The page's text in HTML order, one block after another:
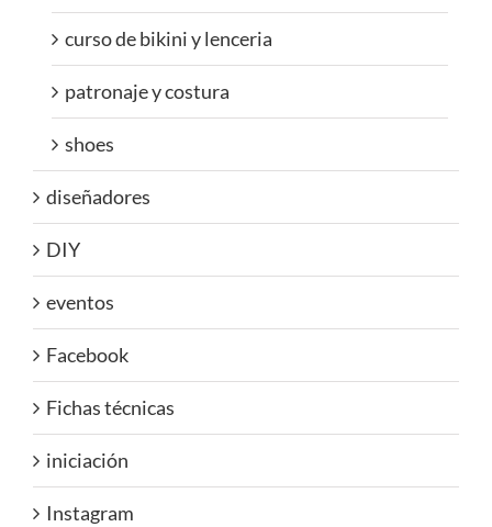
curso de bikini y lenceria
patronaje y costura
shoes
diseñadores
DIY
eventos
Facebook
Fichas técnicas
iniciación
Instagram